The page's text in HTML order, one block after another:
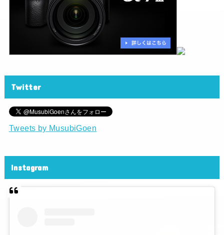
Twitter
Tweets by MusubiGoen
Instagram